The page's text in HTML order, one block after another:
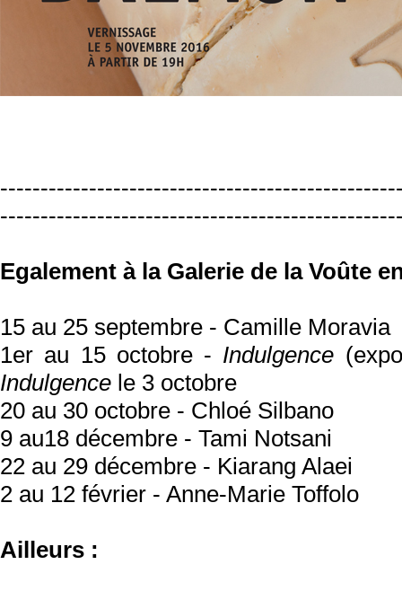
Egalement à la Galerie de la Voûte
15 au 25 septembre - Camille Moravia
1er au 15 octobre - Indulgence
Indulgence le 3 octobre
20 au 30 octobre - Chloé Silbano
9 au18 décembre - Tami Notsani
22 au 29 décembre - Kiarang Alaei
2 au 12 février - Anne-Marie Toffolo
Ailleurs :